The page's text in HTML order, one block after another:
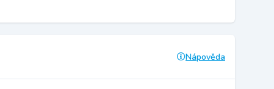
Nápověda